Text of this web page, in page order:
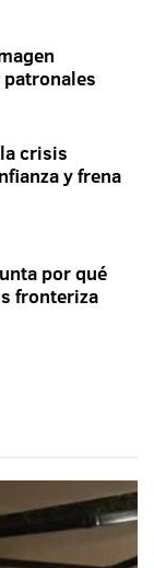
crisis
y frena
por qué
fronteriza